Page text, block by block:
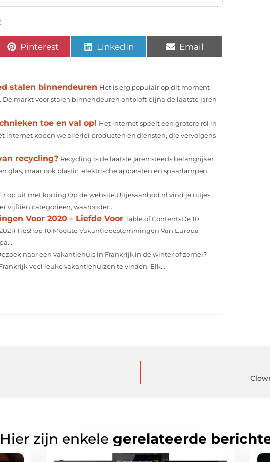
Pinterest LinkedIn Email
stalen binnendeuren Het is erg populair op dit moment
markt voor stalen binnendeuren ontploft bijna de laatste jaren
toe en val op! Het internet speelt een grotere rol in
internet kopen we allerlei producten en diensten, die vervolgens
recycling? Recycling is de laatste jaren steeds belangrijker
glas, maar ook plastic, elektrische apparaten en spaarlampen.
op uit met korting Op de website Uitjesaanbod.nl vind je uitjes
vijftien categorieën, waaronder...
Voor 2020 – Liefde Voor Table of ContentsDe 10
Tips!Top 10 Mooiste Vakantiebestemmingen Van Europa –
naar een vakantiehuis in Frankrijk in de winter of zomer?
veel leuke vakantiehuizen te vinden. Elk...
Hier zijn enkele gerelateerde